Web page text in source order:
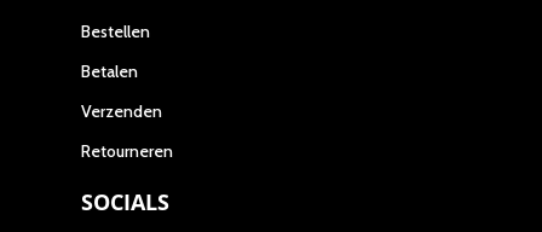
Bestellen
Betalen
Verzenden
Retourneren
SOCIALS